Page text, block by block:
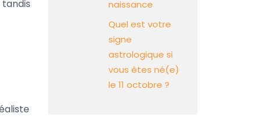
naissance
Quel est votre
signe
astrologique si
vous êtes né(e)
le 11 octobre ?